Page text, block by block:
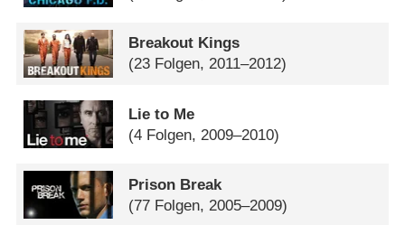
Breakout Kings
(23 Folgen, 2011–2012)
Lie to Me
(4 Folgen, 2009–2010)
Prison Break
(77 Folgen, 2005–2009)